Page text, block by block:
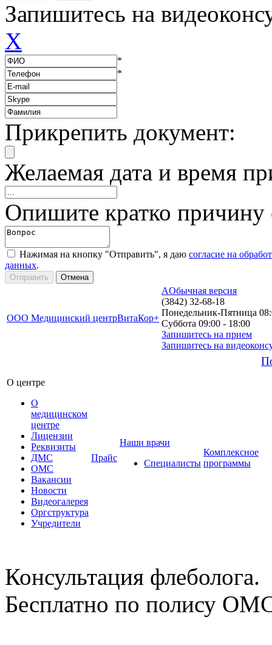
Запишитесь на
X
*
*
Прикрепить документ:
Желаемая дата и время
Опишите кратко
Нажимая на кнопку "Отправить", я даю согласие на
данных.
ООО Медицинский центрВитаКор+
AОбычная версия
(3842) 32-68-18
Понедельник-Пятница
Суббота 09:00 - 18:00
Запишитесь на прием
Запишитесь на
О центре
О
медицинском
центре
Лицензии
Реквизиты
ДМС
ОМС
Вакансии
Новости
Видеогалерея
Оргструктура
Учредители
Прайс
Наши врачи
Специалисты
Комплексное
программы
Консультация флеболога.
Бесплатно по полису